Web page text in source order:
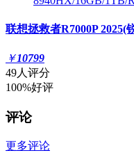
联想拯救者R7000P 2025(
￥10799
49人评分
100%好评
评论
更多评论